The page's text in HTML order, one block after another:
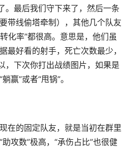
。最后我们守下来了，然后一条
带线偷塔牵制），其他几个队友
化率”都很高。意思是，他们虽
好看的射手，死亡次数最少，
，下次你打出战绩图片，如果是
赢”或者“甩锅”。
在的固定队友，就是当初在群里
攻数”极高，“承伤占比”也很健